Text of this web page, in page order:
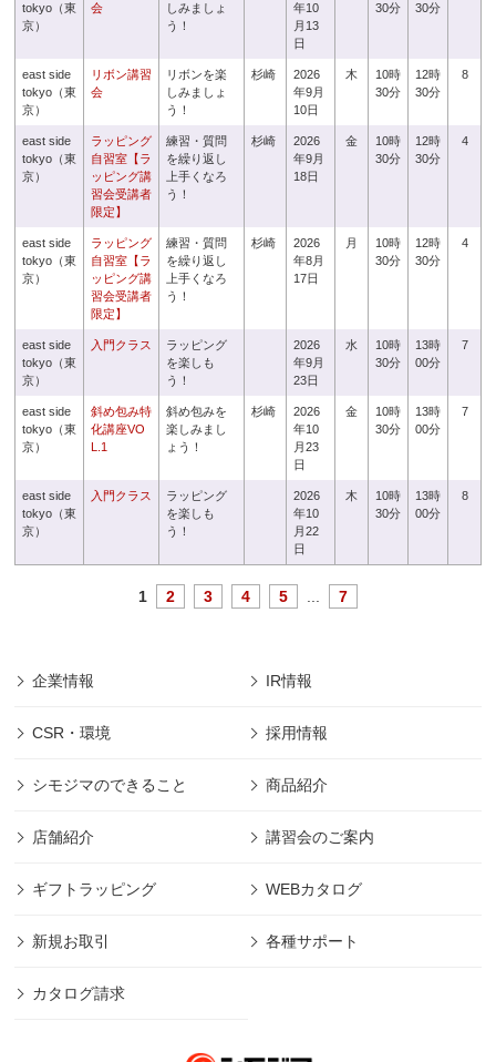
tokyo（東
京）
会
しみましょ
う！
年10
月13
日
30分
30分
east side
tokyo（東
京）
リボン講習
会
リボンを楽
しみましょ
う！
杉崎
2026
年9月
10日
木
10時
30分
12時
30分
8
east side
tokyo（東
京）
ラッピング
自習室【ラ
ッピング講
習会受講者
限定】
練習・質問
を繰り返し
上手くなろ
う！
杉崎
2026
年9月
18日
金
10時
30分
12時
30分
4
east side
tokyo（東
京）
ラッピング
自習室【ラ
ッピング講
習会受講者
限定】
練習・質問
を繰り返し
上手くなろ
う！
杉崎
2026
年8月
17日
月
10時
30分
12時
30分
4
east side
tokyo（東
京）
入門クラス
ラッピング
を楽しも
う！
2026
年9月
23日
水
10時
30分
13時
00分
7
east side
tokyo（東
京）
斜め包み特
化講座VO
L.1
斜め包みを
楽しみまし
ょう！
杉崎
2026
年10
月23
日
金
10時
30分
13時
00分
7
east side
tokyo（東
京）
入門クラス
ラッピング
を楽しも
う！
2026
年10
月22
日
木
10時
30分
13時
00分
8
1 2 3 4 5 7
企業情報 IR情報
CSR・環境 採用情報
シモジマのできること 商品紹介
店舗紹介 講習会のご案内
ギフトラッピング WEBカタログ
新規お取引 各種サポート
カタログ請求